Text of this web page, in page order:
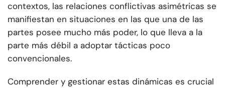
contextos, las relaciones conflictivas asimétricas se
manifiestan en situaciones en las que una de las
partes posee mucho más poder, lo que lleva a la
parte más débil a adoptar tácticas poco
convencionales.
Comprender y gestionar estas dinámicas es crucial